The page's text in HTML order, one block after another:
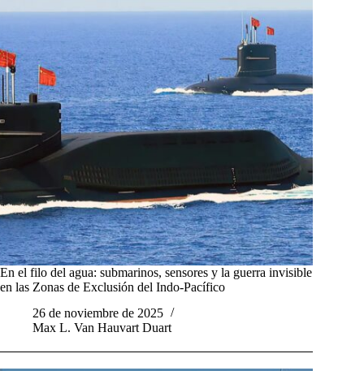
En el filo del agua: submarinos, sensores y la guerra invisible
en las Zonas de Exclusión del Indo-Pacífico
26 de noviembre de 2025
Max L. Van Hauvart Duart